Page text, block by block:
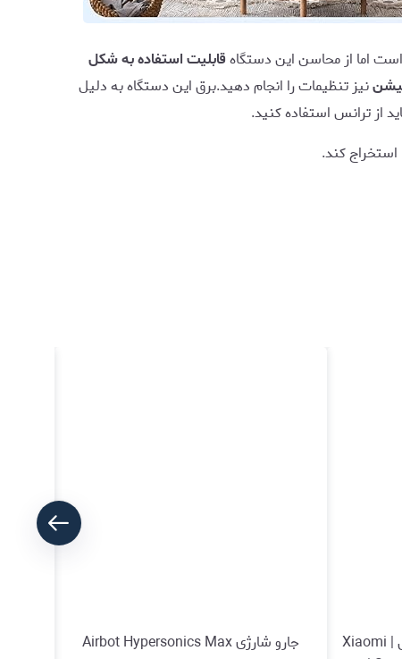
اما از محاسن این دستگاهقابلیت استفاده به شکل
نیز تنظیمات را انجام دهید.برق این دستگاه به دلیل
از ترانس استفاده کنید.
تصفیه‌ هوا و رطوبت ساز شیائومی | Xiaomi
جارو شارژی Airbot Hypersonics Max